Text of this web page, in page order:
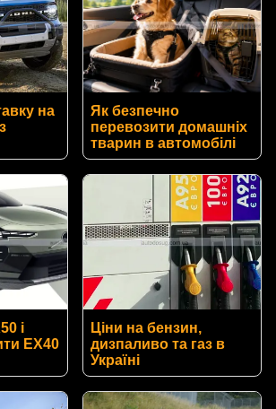
на
Як безпечно
перевозити домашніх
тварин в автомобілі
і
EX40
Ціни на бензин,
дизпаливо та газ в
Україні